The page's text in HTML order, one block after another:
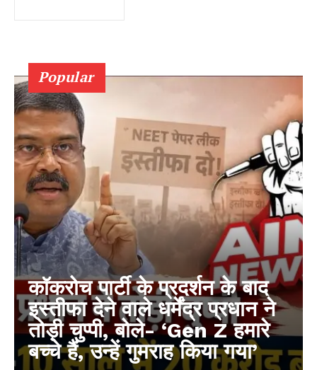
Popular
कॉकरोच पार्टी के प्रदर्शन के बाद
इस्तीफा देने वाले धर्मेंद्र प्रधान ने
तोड़ी चुप्पी, बोले- ‘Gen Z हमारे
बच्चे हैं, उन्हें गुमराह किया गया’